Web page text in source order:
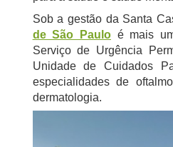
Sob a gestão da Santa
de São Pauloé mais
Serviço de Urgência
Unidade de Cuidados
especialidades de
dermatologia.